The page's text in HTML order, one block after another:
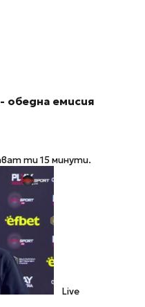
обедна емисия
ти 15 минути.
Live